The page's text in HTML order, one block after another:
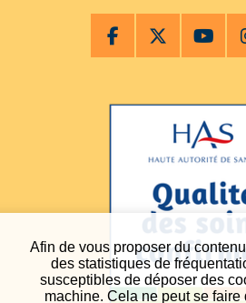
Afin de vous proposer du
des statistiques de
susceptibles de déposer des
machine. Cela ne peut se faire